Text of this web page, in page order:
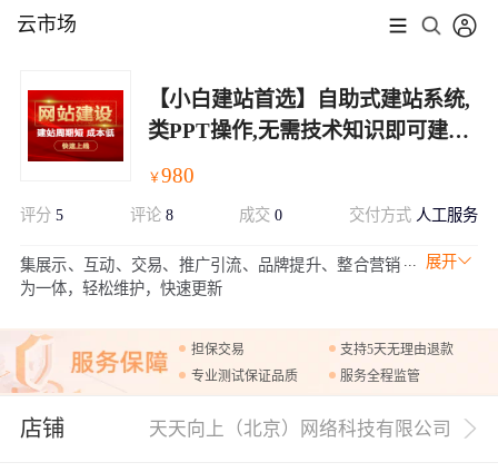
云市场
【小白建站首选】自助式建站系统,
类PPT操作,无需技术知识即可建站
￥980
评分 5 评论 8 成交0 交付方式 人工服务
展开
集展示、互动、交易、推广引流、品牌提升、整合营销
为一体，轻松维护，快速更新
担保交易
支持5天无理由退款
专业测试保证品质
服务全程监管
店铺 天天向上（北京）网络科技有限公司